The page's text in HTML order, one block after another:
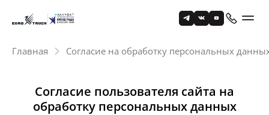
Главная Согласие на обработку персональных
Согласие пользователя сайта на
обработку персональных данных